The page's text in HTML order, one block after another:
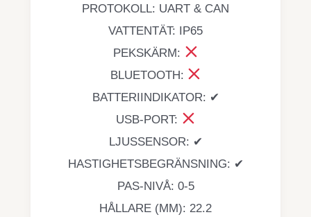
PROTOKOLL: UART & CAN
VATTENTÄT: IP65
PEKSKÄRM:
BLUETOOTH:
BATTERIINDIKATOR: ✔
USB-PORT:
LJUSSENSOR: ✔
HASTIGHETSBEGRÄNSNING: ✔
PAS-NIVÅ: 0-5
HÅLLARE (MM): 22.2